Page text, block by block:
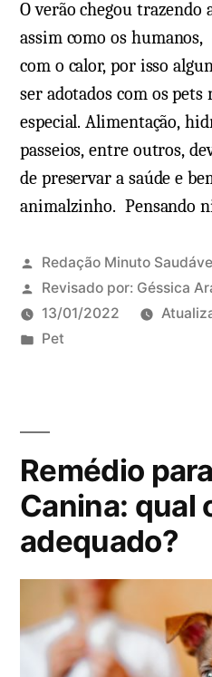
O verão chegou trazendo
assim como os
com o calor, por isso
ser adotados com os pets
especial. Alimentação,
passeios, entre outros,
de preservar a saúde e
animalzinho. Pensando
Redação Minuto
Revisado por: Géssica
13/01/2022
P
i
c
d
o
Pet
Remédio
Canina: qual
adequado?